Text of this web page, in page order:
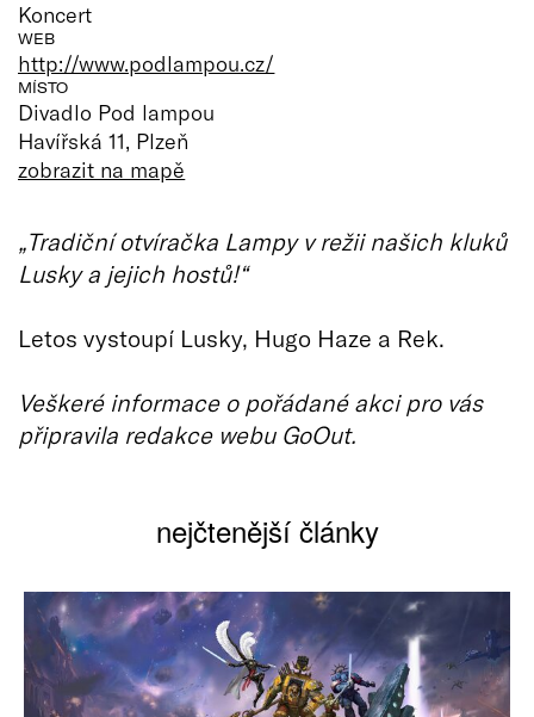
Koncert
WEB
http://www.podlampou.cz/
MÍSTO
Divadlo Pod lampou
Havířská 11, Plzeň
zobrazit na mapě
„Tradiční otvíračka Lampy v režii našich kluků
Lusky a jejich hostů!“
Letos vystoupí Lusky, Hugo Haze a Rek.
Veškeré informace o pořádané akci pro vás
připravila redakce webu GoOut.
nejčtenější články